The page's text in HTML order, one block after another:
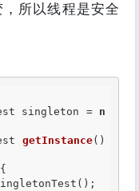
所以线程是安全
singleton = n
getInstance()